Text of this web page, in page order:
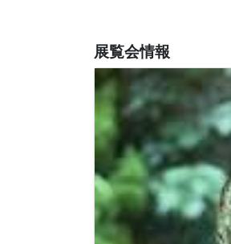
展覧会情報